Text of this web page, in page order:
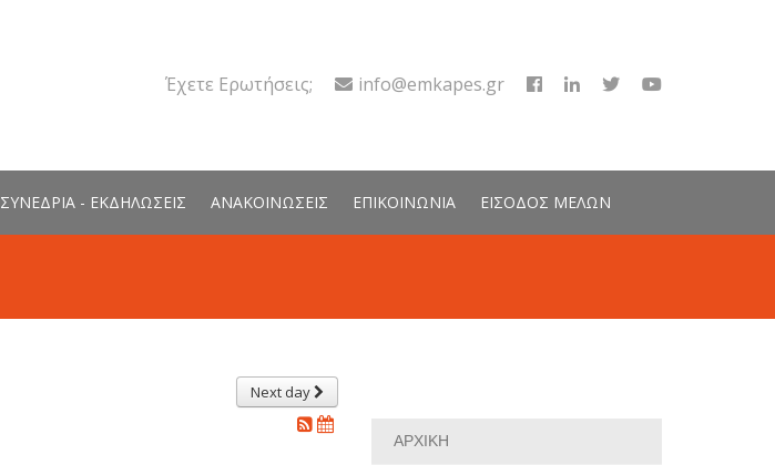
Έχετε Ερωτήσεις; info@emkapes.gr
ΣΥΝΕΔΡΙΑ - ΕΚΔΗΛΩΣΕΙΣ ΑΝΑΚΟΙΝΩΣΕΙΣ ΕΠΙΚΟΙΝΩΝΙΑ ΕΙΣΟΔΟΣ ΜΕΛΩΝ
Next day
ΑΡΧΙΚΗ